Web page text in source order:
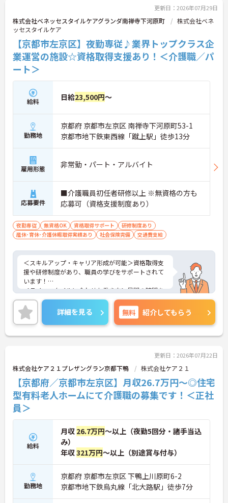
詳細をお話ししますのでお気軽にご相談ください！更新日：2026年07月29日
株式会社ベネッセスタイルケアグランダ南禅寺下河原町
株式会社ベネ
ッセスタイルケア
【京都市左京区】夜勤専従♪業界トップクラス企
業運営の施設☆資格取得支援あり！＜介護職／パ
ート＞
給料 日給23,500円～
勤務地
京都府 京都市左京区 南禅寺下河原町53-1
京都市地下鉄東西線「蹴上駅」徒歩13分
雇用形態 非常勤・パート・アルバイト
応募要件
■介護職員初任者研修以上 ※無資格の方も
応募可（資格支援制度あり）
夜勤専従 無資格OK 資格取得サポート
研修制度あり
産休･育休･介護休暇取得実績あり
社会保険完備 交通費支給
＜スキルアップ・キャリア形成が可能＞資格取得支
援や研修制度があり、職員の学びをサポートされて
います！
＜ライフスタイルに合わせた働き方＞昼間の時間を
趣味や家庭の時間に充てたい方にもおすすめです。
＜寄り添ったケアの実施＞利用者さまに深く寄り添
ったサービスの提供を目指し、職員の専門性を高め
るような人材育成にも注力されています。
ご興味のある方には、面接対策ポイント等、さらに
詳細を見る 無料 紹介してもらう
更新日：2026年07月22日
株式会社ケア２１プレザングラン京都下鴨 株式会社ケア２１
【京都府／京都市左京区】月収26.7万円～◎住宅
型有料老人ホームにて介護職の募集です！＜正社
員＞
給料
月収 26.7万円～以上（夜勤5回分・諸手当込
み）
年収321万円～以上（別途賞与付与）
勤務地
京都府 京都市左京区 下鴨上川原町6-2
京都市地下鉄烏丸線「北大路駅」徒歩7分